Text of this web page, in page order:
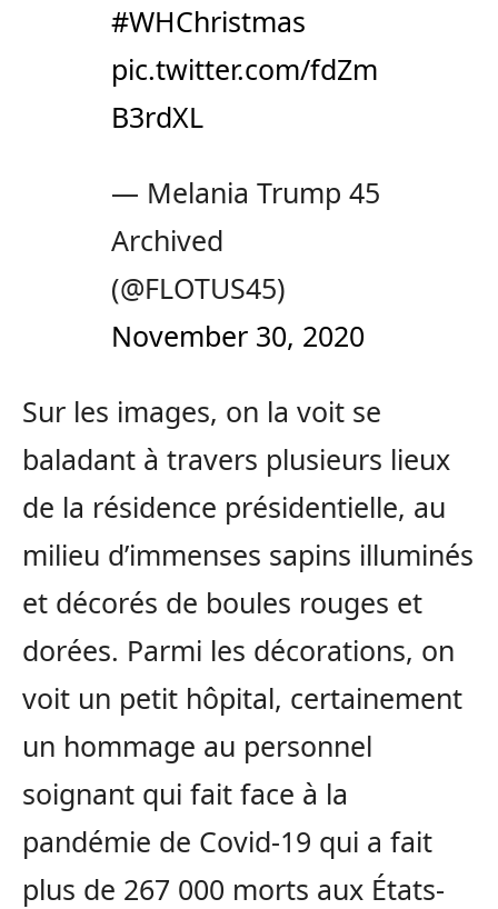
#WHChristmas
pic.twitter.com/fdZm
B3rdXL
— Melania Trump 45
Archived
(@FLOTUS45)
November 30, 2020
Sur les images, on la voit se
baladant à travers plusieurs lieux
de la résidence présidentielle, au
milieu d’immenses sapins illuminés
et décorés de boules rouges et
dorées. Parmi les décorations, on
voit un petit hôpital, certainement
un hommage au personnel
soignant qui fait face à la
pandémie de Covid-19 qui a fait
plus de 267 000 morts aux États-